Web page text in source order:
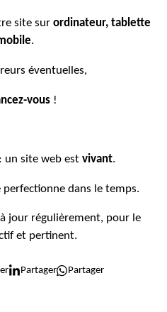
site sur ordinateur, tablette
.
éventuelles,
vous!
un site web est vivant.
perfectionne dans le temps.
jour régulièrement, pour le
et pertinent.
Partager Partager